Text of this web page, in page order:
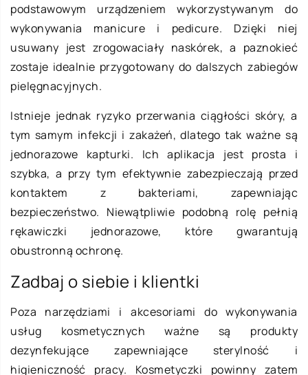
podstawowym urządzeniem wykorzystywanym do
wykonywania manicure i pedicure. Dzięki niej
usuwany jest zrogowaciały naskórek, a paznokieć
zostaje idealnie przygotowany do dalszych zabiegów
pielęgnacyjnych.
Istnieje jednak ryzyko przerwania ciągłości skóry, a
tym samym infekcji i zakażeń, dlatego tak ważne są
jednorazowe kapturki. Ich aplikacja jest prosta i
szybka, a przy tym efektywnie zabezpieczają przed
kontaktem z bakteriami, zapewniając
bezpieczeństwo. Niewątpliwie podobną rolę pełnią
rękawiczki jednorazowe, które gwarantują
obustronną ochronę.
Zadbaj o siebie i klientki
Poza narzędziami i akcesoriami do wykonywania
usług kosmetycznych ważne są produkty
dezynfekujące zapewniające sterylność i
higieniczność pracy. Kosmetyczki powinny zatem